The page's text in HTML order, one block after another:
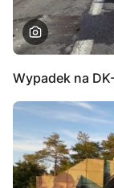
Wypadek na